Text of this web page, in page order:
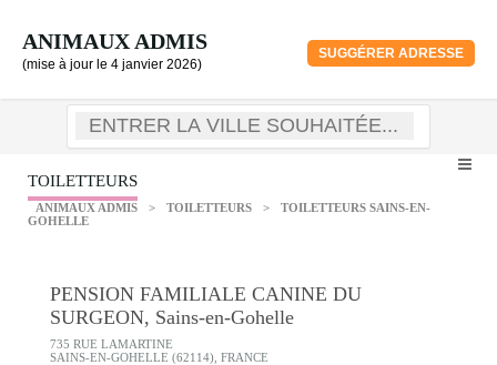
ANIMAUX ADMIS
(mise à jour le 4 janvier 2026)
SUGGÉRER ADRESSE
TOILETTEURS
ANIMAUX ADMIS > TOILETTEURS >
TOILETTEURS SAINS-EN-
GOHELLE
PENSION FAMILIALE CANINE DU
SURGEON, Sains-en-Gohelle
735 RUE LAMARTINE
SAINS-EN-GOHELLE (62114), FRANCE